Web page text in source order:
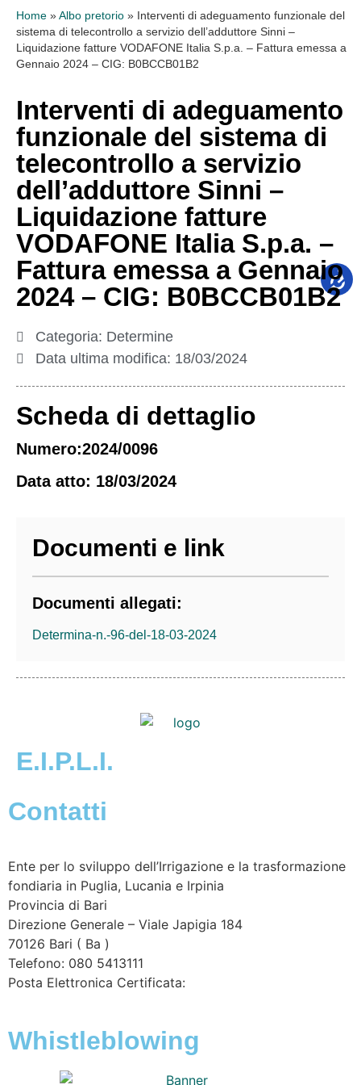
Home » Albo pretorio » Interventi di adeguamento funzionale del
sistema di telecontrollo a servizio dell’adduttore Sinni –
Liquidazione fatture VODAFONE Italia S.p.a. – Fattura emessa a
Gennaio 2024 – CIG: B0BCCB01B2
Interventi di adeguamento
funzionale del sistema di
telecontrollo a servizio
dell’adduttore Sinni –
Liquidazione fatture
VODAFONE Italia S.p.a. –
Fattura emessa a Gennaio
2024 – CIG: B0BCCB01B2
Categoria: Determine
Data ultima modifica: 18/03/2024
Scheda di dettaglio
Numero:2024/0096
Data atto: 18/03/2024
Documenti e link
Documenti allegati:
Determina-n.-96-del-18-03-2024
E.I.P.L.I.
Contatti
Ente per lo sviluppo dell’Irrigazione e la trasformazione
fondiaria in Puglia, Lucania e Irpinia
Provincia di Bari
Direzione Generale – Viale Japigia 184
70126 Bari ( Ba )
Telefono: 080 5413111
Posta Elettronica Certificata:
Whistleblowing